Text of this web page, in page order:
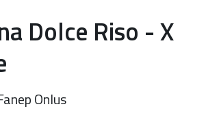
Dolce Riso - X
Onlus